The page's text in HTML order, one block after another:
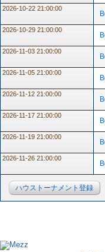
2026-10-22 21:00:00
2026-10-29 21:00:00
2026-11-03 21:00:00
2026-11-05 21:00:00
2026-11-12 21:00:00
2026-11-17 21:00:00
2026-11-19 21:00:00
2026-11-26 21:00:00
ハウストーナメント登録